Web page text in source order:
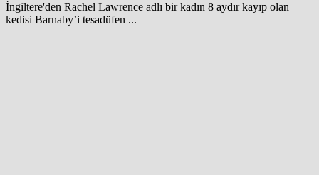
İngiltere'den Rachel Lawrence adlı bir kadın 8 aydır kayıp olan
kedisi Barnaby’i tesadüfen ...